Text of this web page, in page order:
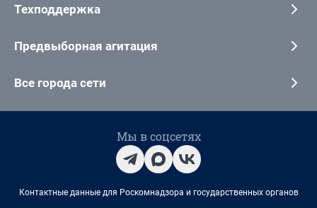
Техподдержка
Предвыборная агитация
Все города сети
Мы в соцсетях
Контактные данные для Роскомнадзора и государственных органов